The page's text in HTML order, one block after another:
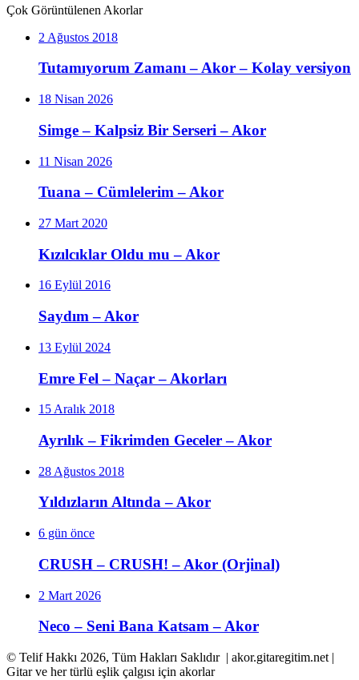
Çok Görüntülenen Akorlar
2 Ağustos 2018
Tutamıyorum Zamanı – Akor – Kolay versiyon
18 Nisan 2026
Simge – Kalpsiz Bir Serseri – Akor
11 Nisan 2026
Tuana – Cümlelerim – Akor
27 Mart 2020
Kızılcıklar Oldu mu – Akor
16 Eylül 2016
Saydım – Akor
13 Eylül 2024
Emre Fel – Naçar – Akorları
15 Aralık 2018
Ayrılık – Fikrimden Geceler – Akor
28 Ağustos 2018
Yıldızların Altında – Akor
6 gün önce
CRUSH – CRUSH! – Akor (Orjinal)
2 Mart 2026
Neco – Seni Bana Katsam – Akor
© Telif Hakkı 2026, Tüm Hakları Saklıdır | akor.gitaregitim.net |
Gitar ve her türlü eşlik çalgısı için akorlar